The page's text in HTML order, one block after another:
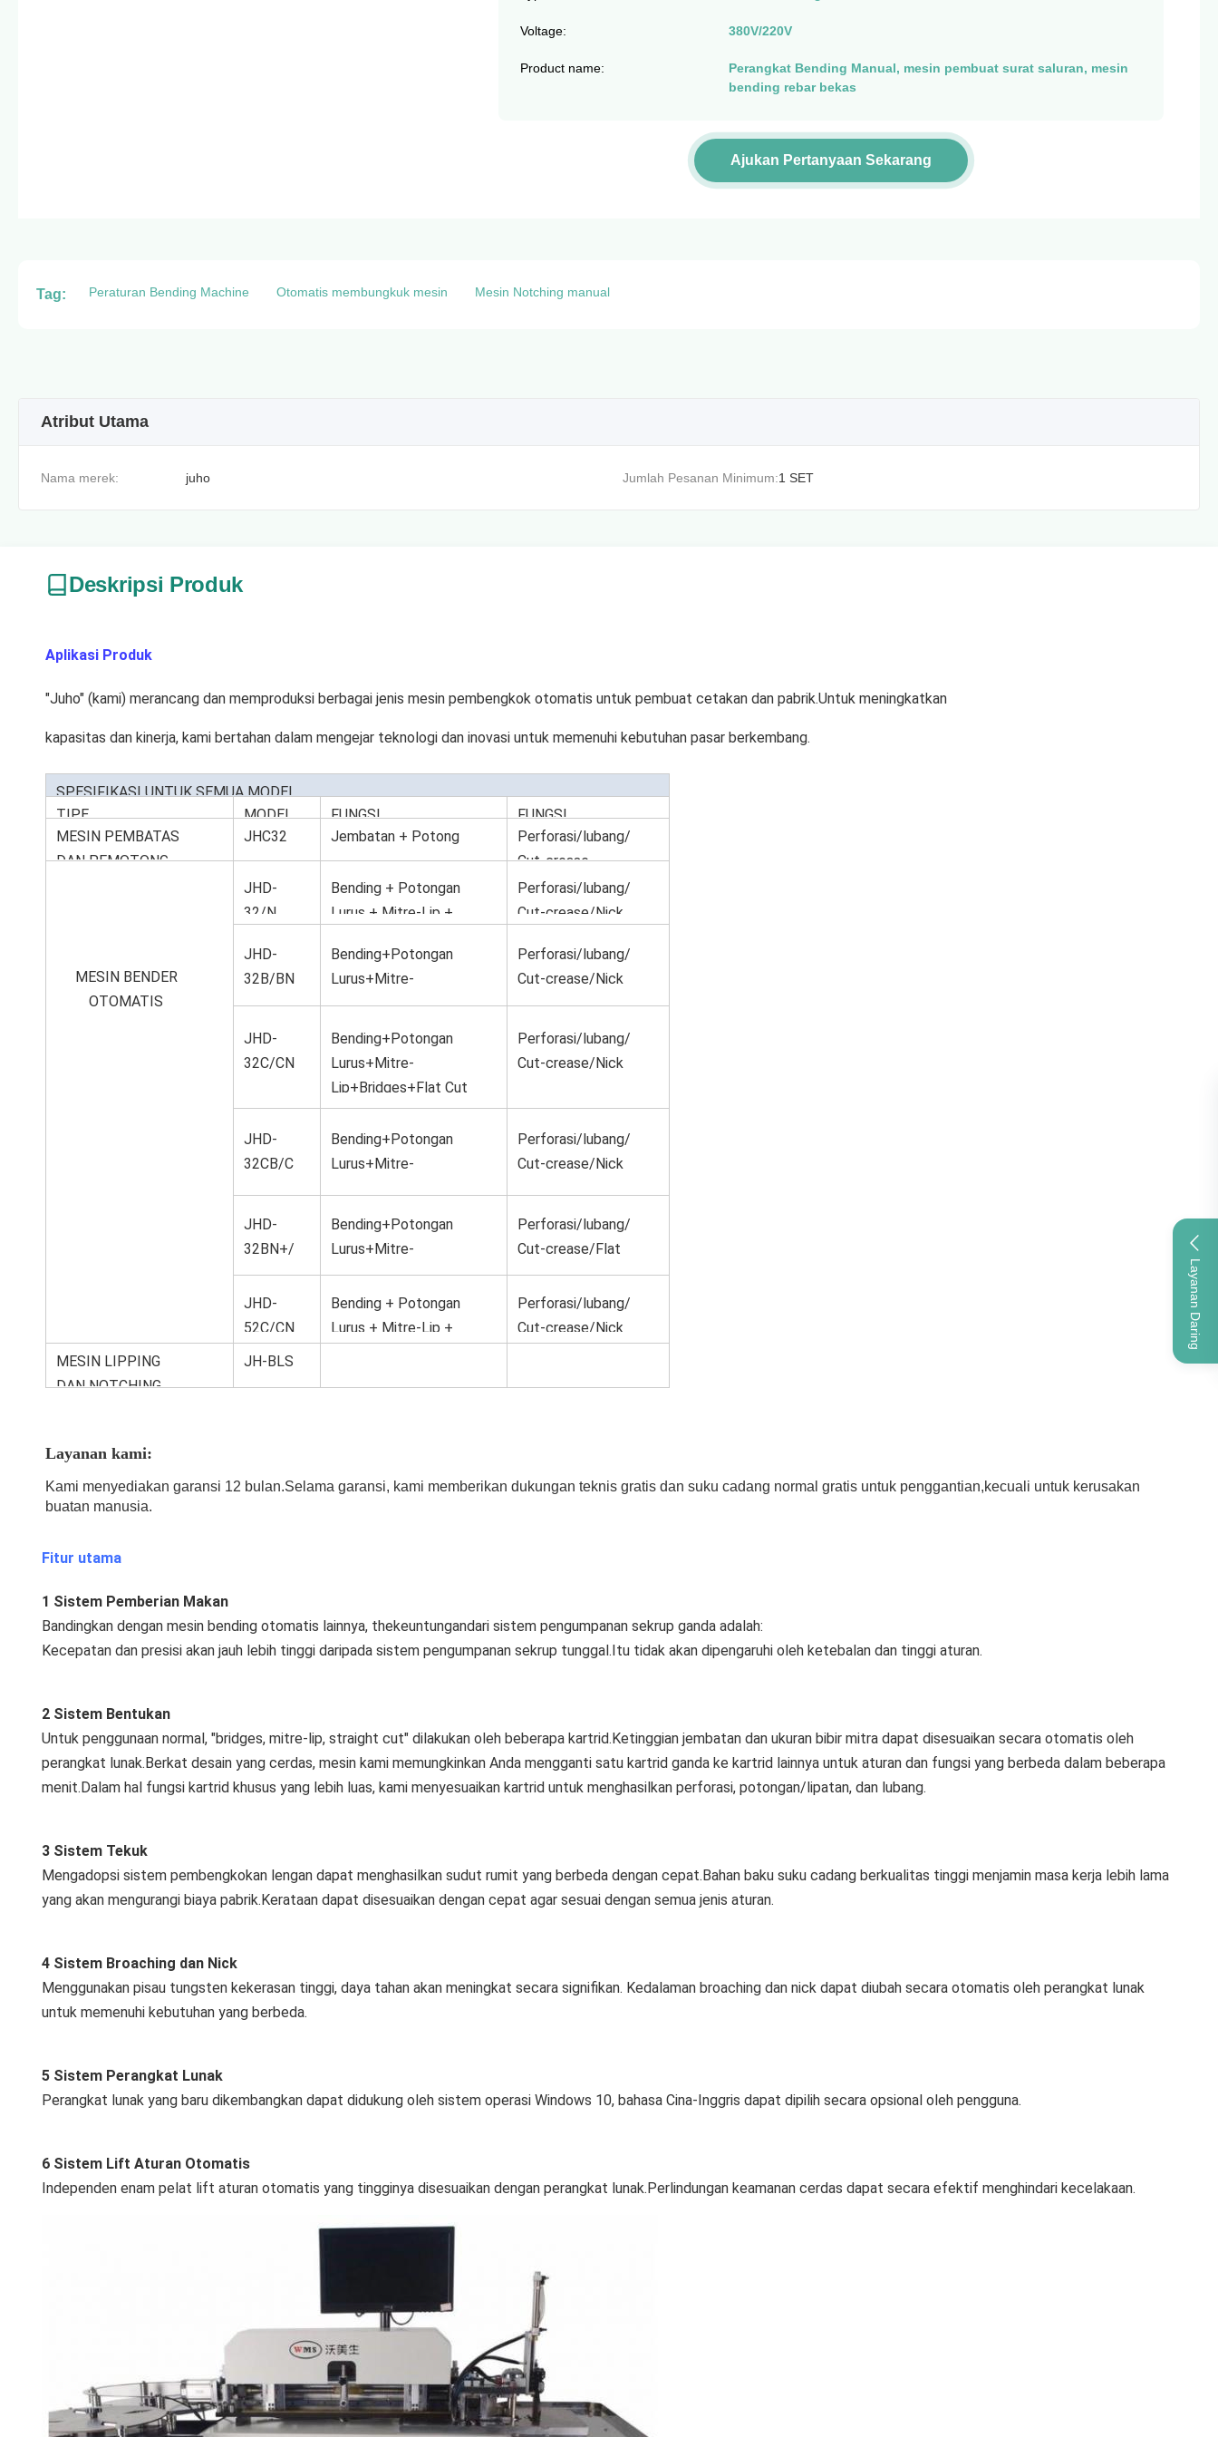
Layanan Daring
Voltage: 380V/220V
Product name:
Perangkat Bending Manual, mesin pembuat surat saluran, mesin
bending rebar bekas
Ajukan Pertanyaan Sekarang
Tag: Peraturan Bending Machine Otomatis membungkuk mesin Mesin Notching manual
Atribut Utama
Nama merek: juho Jumlah Pesanan Minimum:1 SET
Deskripsi Produk
Aplikasi Produk
"Juho" (kami) merancang dan memproduksi berbagai jenis mesin pembengkok otomatis untuk pembuat cetakan dan pabrik.Untuk meningkatkan
kapasitas dan kinerja, kami bertahan dalam mengejar teknologi dan inovasi untuk memenuhi kebutuhan pasar berkembang.
SPESIFIKASI UNTUK SEMUA MODEL
TIPE
MODEL
NOMOR
.
FUNGSI
FUNGSI
OPSIONAL
MESIN PEMBATAS
DAN PEMOTONG
JHC32 Jembatan + Potong
Perforasi/lubang/
Cut-crease
MESIN BENDER
OTOMATIS
JHD-
32/N
Bending + Potongan
Lurus + Mitre-Lip +
Perforasi/lubang/
Cut-crease/Nick
JHD-
32B/BN
Bending+Potongan
Lurus+Mitre-
Lip+Bridges+Broachi
Perforasi/lubang/
Cut-crease/Nick
JHD-
32C/CN
Bending+Potongan
Lurus+Mitre-
Lip+Bridges+Flat Cut
Perforasi/lubang/
Cut-crease/Nick
JHD-
32CB/C
Bending+Potongan
Lurus+Mitre-
Perforasi/lubang/
Cut-crease/Nick
JHD-
32BN+/
CBN+
Bending+Potongan
Lurus+Mitre-
Lip+Bridges+Broachi
ng+Nick
Perforasi/lubang/
Cut-crease/Flat
Cut
JHD-
52C/CN
Bending + Potongan
Lurus + Mitre-Lip +
Perforasi/lubang/
Cut-crease/Nick
MESIN LIPPING
DAN NOTCHING
JH-BLS
Layanan kami:
Kami menyediakan garansi 12 bulan.Selama garansi, kami memberikan dukungan teknis gratis dan suku cadang normal gratis untuk penggantian,kecuali untuk kerusakan
buatan manusia.
Fitur utama
1 Sistem Pemberian Makan
Bandingkan dengan mesin bending otomatis lainnya, thekeuntungandari sistem pengumpanan sekrup ganda adalah:
Kecepatan dan presisi akan jauh lebih tinggi daripada sistem pengumpanan sekrup tunggal.Itu tidak akan dipengaruhi oleh ketebalan dan tinggi aturan.
2 Sistem Bentukan
Untuk penggunaan normal, "bridges, mitre-lip, straight cut" dilakukan oleh beberapa kartrid.Ketinggian jembatan dan ukuran bibir mitra dapat disesuaikan secara otomatis oleh
perangkat lunak.Berkat desain yang cerdas, mesin kami memungkinkan Anda mengganti satu kartrid ganda ke kartrid lainnya untuk aturan dan fungsi yang berbeda dalam beberapa
menit.Dalam hal fungsi kartrid khusus yang lebih luas, kami menyesuaikan kartrid untuk menghasilkan perforasi, potongan/lipatan, dan lubang.
3 Sistem Tekuk
Mengadopsi sistem pembengkokan lengan dapat menghasilkan sudut rumit yang berbeda dengan cepat.Bahan baku suku cadang berkualitas tinggi menjamin masa kerja lebih lama
yang akan mengurangi biaya pabrik.Kerataan dapat disesuaikan dengan cepat agar sesuai dengan semua jenis aturan.
4 Sistem Broaching dan Nick
Menggunakan pisau tungsten kekerasan tinggi, daya tahan akan meningkat secara signifikan. Kedalaman broaching dan nick dapat diubah secara otomatis oleh perangkat lunak
untuk memenuhi kebutuhan yang berbeda.
5 Sistem Perangkat Lunak
Perangkat lunak yang baru dikembangkan dapat didukung oleh sistem operasi Windows 10, bahasa Cina-Inggris dapat dipilih secara opsional oleh pengguna.
6 Sistem Lift Aturan Otomatis
Independen enam pelat lift aturan otomatis yang tingginya disesuaikan dengan perangkat lunak.Perlindungan keamanan cerdas dapat secara efektif menghindari kecelakaan.